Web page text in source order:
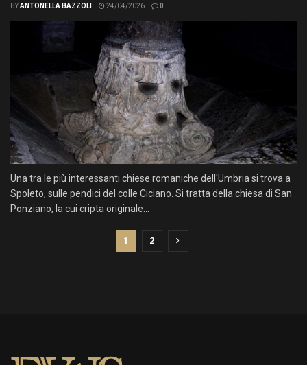
BYANTONELLA BAZZOLI 24/04/2026 0
Una tra le più interessanti chiese romaniche dell'Umbria si trova a
Spoleto, sulle pendici del colle Ciciano. Si tratta della chiesa di San
Ponziano, la cui cripta originale...
1 2